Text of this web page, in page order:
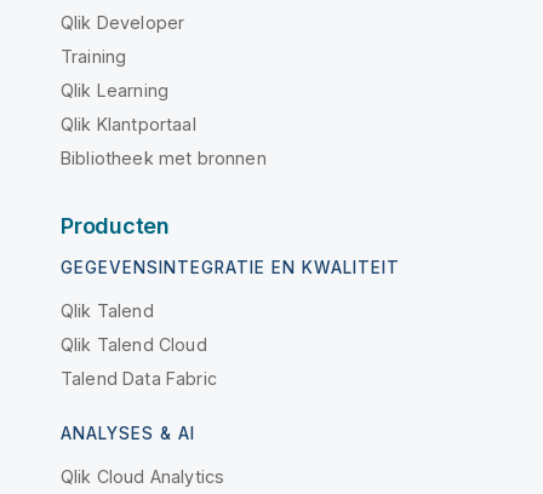
Qlik Developer
Training
Qlik Learning
Qlik Klantportaal
Bibliotheek met bronnen
Producten
GEGEVENSINTEGRATIE EN KWALITEIT
Qlik Talend
Qlik Talend Cloud
Talend Data Fabric
ANALYSES & AI
Qlik Cloud Analytics